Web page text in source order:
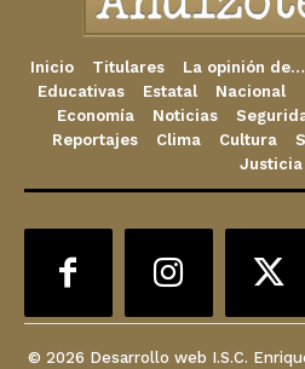
Inicio Titulares La opinión de…
Educativas
Estatal Nacional
Economía
Noticias
Reportajes
Clima Cultura
Justicia
© 2026 Desarrollo web I.S.C.